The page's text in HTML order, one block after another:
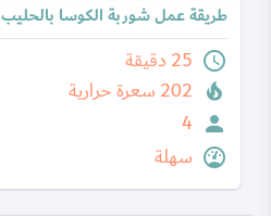
طريقة عمل شوربة الكوسا بالحليب
25 دقيقة
202 سعرة حرارية
4
سهلة